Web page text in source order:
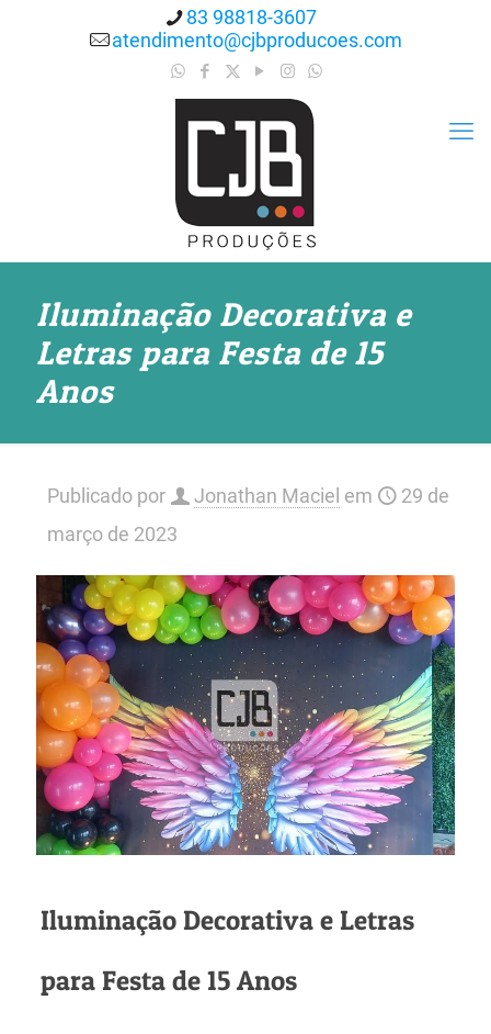
83 98818-3607
atendimento@cjbproducoes.com
Iluminação Decorativa e
Letras para Festa de 15
Anos
Publicado por Jonathan Maciel em
29 de
março de 2023
Iluminação Decorativa e Letras
para Festa de 15 Anos